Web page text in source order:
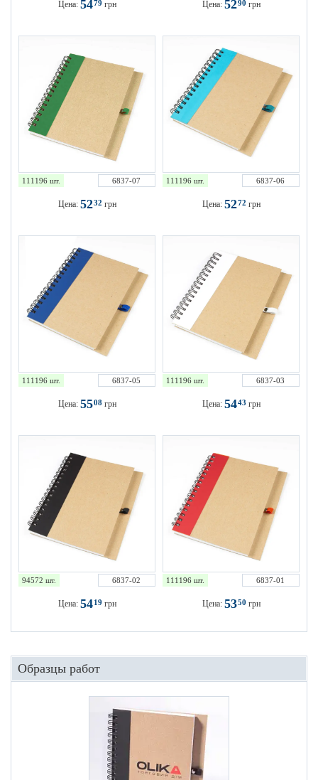
Цена: 5479 грн Цена: 5290 грн
111196 шт. 6837-07
Цена: 5232 грн
111196 шт. 6837-06
Цена: 5272 грн
111196 шт. 6837-05
Цена: 5508грн
111196 шт. 6837-03
Цена: 5443 грн
94572 шт. 6837-02
Цена: 5419 грн
111196 шт. 6837-01
Цена: 5350 грн
Образцы работ